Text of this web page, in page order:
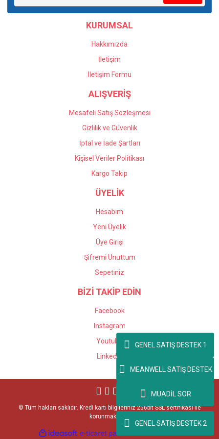
GENEL SATIŞ DESTEK 2
Ürün fiyatı diğer sitelerden daha pahalı.
destek sağladılar. Satış
siparişin iadesi için yardımcı
Önder Kaçar | 20/05/2026
KURUMSAL
Hakkımızda
İletişim
İletişim Formu
ALIŞVERİŞ
Mesafeli Satış Sözleşmesi
Gizlilik ve Güvenlik
İptal ve İade Şartları
Kişisel Veriler Politikası
Kargo Takip
ÜYELİK
Hesabım
Yeni Üyelik
Üye Girişi
Şifremi Unuttum
Sepetiniz
BİZİ TAKİP EDİN
Facebook
Instagram
Youtube
Linkedin
© Tüm hakları saklıdır. Kredi kartı bilgileriniz 256bit SSL sertifikası ile
korunmaktadır.
GENEL SATIŞ DESTEK 1
MEANWELL SATIŞ DESTEK
MUADİL SOR
ideasoft